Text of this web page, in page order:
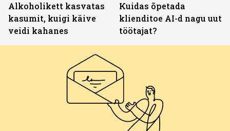
Alkoholikett kasvatas
kasumit, kuigi käive
veidi kahanes
Kuidas õpetada
klienditoe AI-d nagu uut
töötajat?